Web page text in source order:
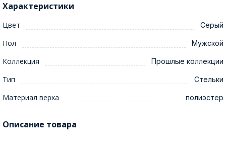
Характеристики
Цвет Серый
Пол Мужской
Коллекция Прошлые коллекции
Тип Стельки
Материал верха полиэстер
Описание товара